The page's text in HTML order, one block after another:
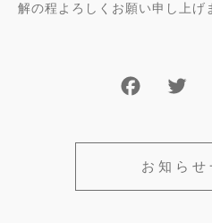
解の程よろしくお願い申し上げ
お知らせ
お問い合わせ